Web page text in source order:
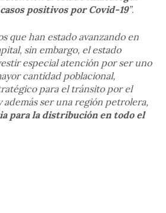
positivos por Covid-19”.
que han estado avanzando en
sin embargo, el estado
especial atención por ser uno
cantidad poblacional,
para el tránsito por el
además ser una región petrolera,
para la distribución en todo el